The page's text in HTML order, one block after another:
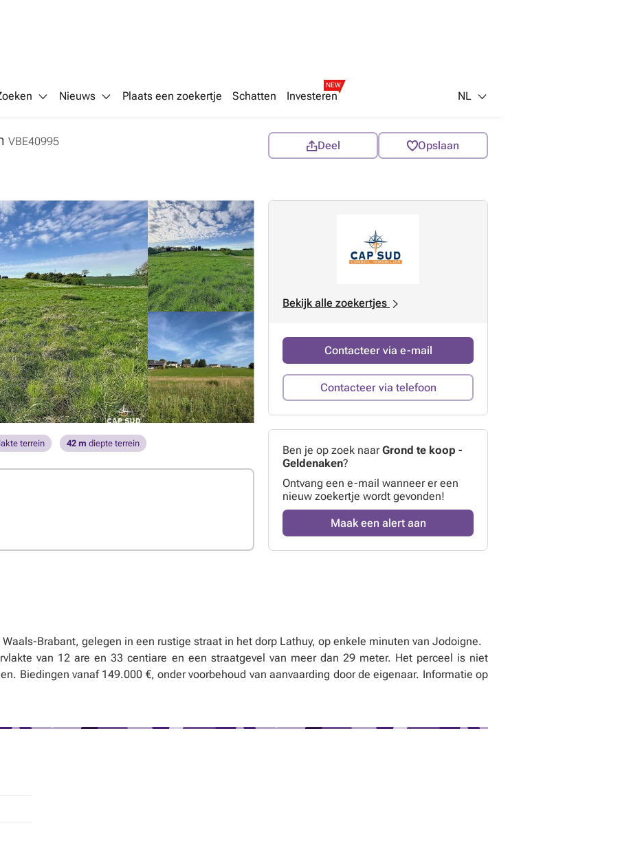
Nieuws Plaats een zoekertje Schatten Investeren
NEW
NL
VBE40995 Deel Opslaan
terrein 42 m diepte terrein
Bekijk alle zoekertjes
Contacteer via e-mail
Contacteer via telefoon
Ben je op zoek naarGrond te koop -
Geldenaken?
Ontvang een e-mail wanneer er een
nieuw zoekertje wordt gevonden!
Maak een alert aan
Brabant, gelegen in een rustige straat in het dorp Lathuy, op enkele minuten van Jodoigne.
van 12 are en 33 centiare en een straatgevel van meer dan 29 meter. Het perceel is niet
Biedingen vanaf 149.000 €, onder voorbehoud van aanvaarding door de eigenaar. Informatie op